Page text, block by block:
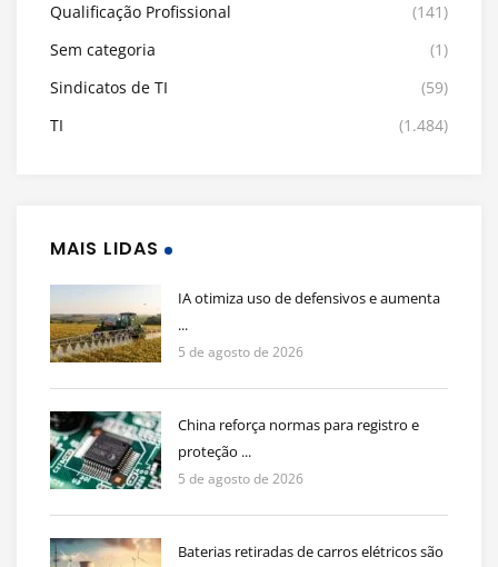
Qualificação Profissional
(141)
Sem categoria
(1)
Sindicatos de TI
(59)
TI
(1.484)
MAIS LIDAS
IA otimiza uso de defensivos e aumenta
...
5 de agosto de 2026
China reforça normas para registro e
proteção ...
5 de agosto de 2026
Baterias retiradas de carros elétricos são